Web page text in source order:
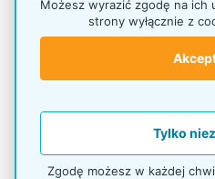
662,97 zł brutto
Produkt
Możesz wyrazić zgodę na ich
strony wyłącznie z
Tylko
Zgodę możesz w każdej